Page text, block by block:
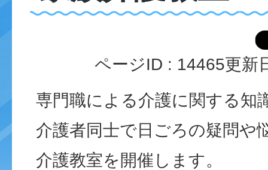
ページID : 14465更新
専門職による介護に関する知
介護者同士で日ごろの疑問や
介護教室を開催します。